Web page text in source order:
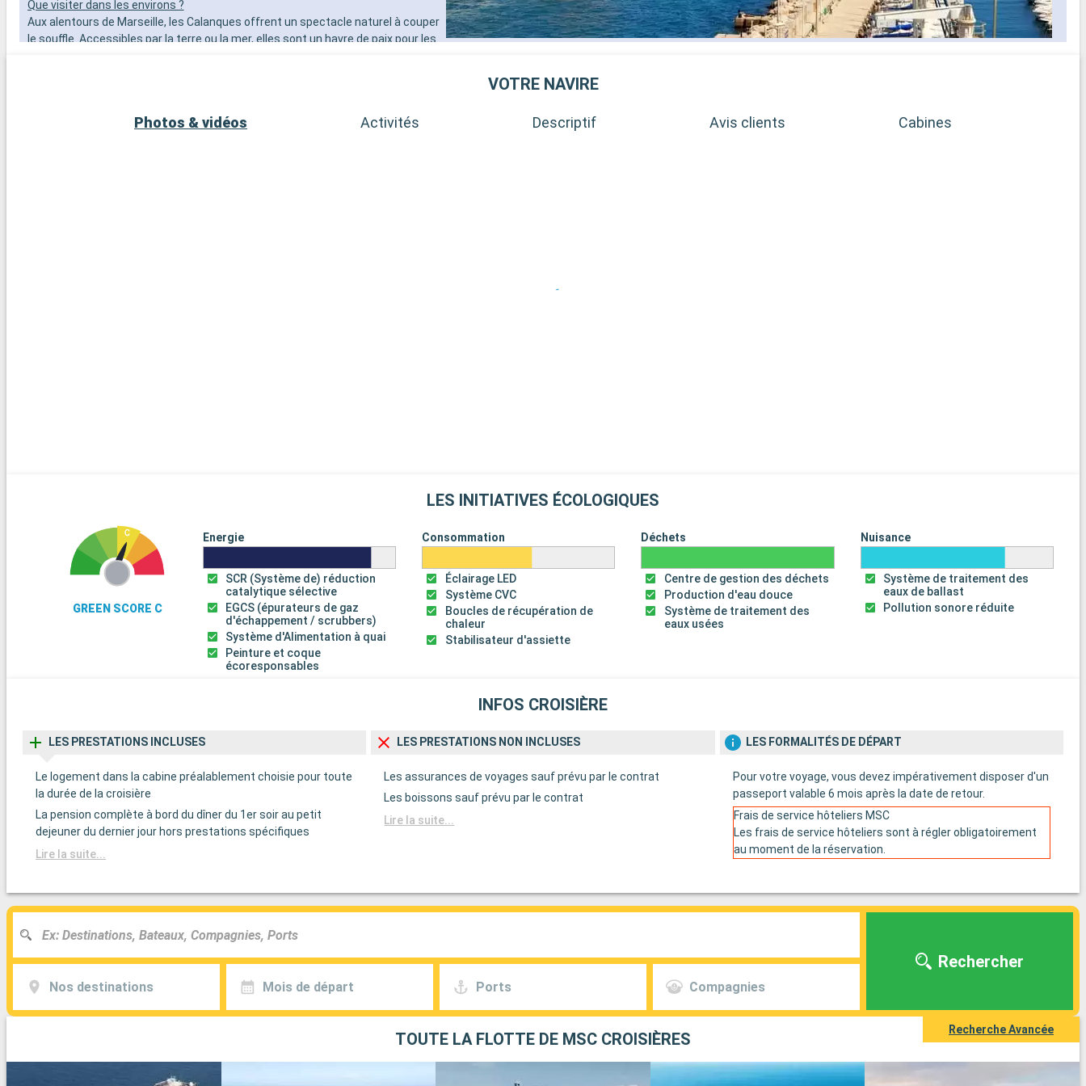
Que visiter dans les environs ?
Aux alentours de Marseille, les Calanques offrent un spectacle naturel à couper
le souffle. Accessibles par la terre ou la mer, elles sont un havre de paix pour les
emblématiques. À seulement 2 heures de route de Marseille, Saint-Tropez,
VOTRE NAVIRE
Photos & vidéos Activités Descriptif Avis clients Cabines
LES INITIATIVES ÉCOLOGIQUES
GREEN SCORE C
Energie
SCR (Système de) réduction
catalytique sélective
EGCS (épurateurs de gaz
d'échappement / scrubbers)
Système d'Alimentation à quai
Peinture et coque
écoresponsables
Consommation
Éclairage LED
Système CVC
Boucles de récupération de
chaleur
Stabilisateur d'assiette
Déchets
Centre de gestion des déchets
Production d'eau douce
Système de traitement des
eaux usées
Nuisance
Système de traitement des
eaux de ballast
Pollution sonore réduite
INFOS CROISIÈRE
LES PRESTATIONS INCLUSES
Le logement dans la cabine préalablement choisie pour toute
la durée de la croisière
La pension complète à bord du dîner du 1er soir au petit
dejeuner du dernier jour hors prestations spécifiques
Lire la suite...
LES PRESTATIONS NON INCLUSES
Les assurances de voyages sauf prévu par le contrat
Les boissons sauf prévu par le contrat
Lire la suite...
LES FORMALITÉS DE DÉPART
Pour votre voyage, vous devez impérativement disposer d'un
passeport valable 6 mois après la date de retour.
Frais de service hôteliers MSC
Les frais de service hôteliers sont à régler obligatoirement
au moment de la réservation.
Nos destinations Mois de départ Ports Compagnies
Rechercher
Recherche Avancée
TOUTE LA FLOTTE DE MSC CROISIÈRES